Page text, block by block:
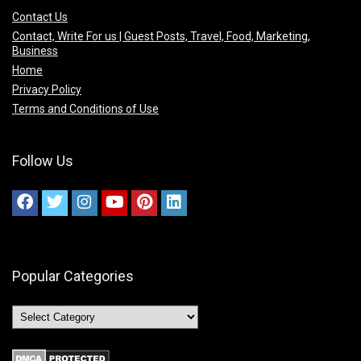
Contact Us
Contact, Write For us | Guest Posts, Travel, Food, Marketing,
Business
Home
Privacy Policy
Terms and Conditions of Use
Follow Us
Popular Categories